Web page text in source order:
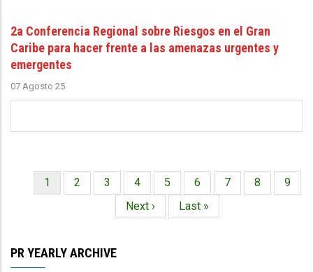
2a Conferencia Regional sobre Riesgos en el Gran
Caribe para hacer frente a las amenazas urgentes y
emergentes
07 Agosto 25
Paginación
Página
actual
1 Página
2 Página
3 Página
4 Página
5 Página
6 Página
7 Página
8
9
Siguiente
página
Next ›
Última
página
Last »
PR YEARLY ARCHIVE